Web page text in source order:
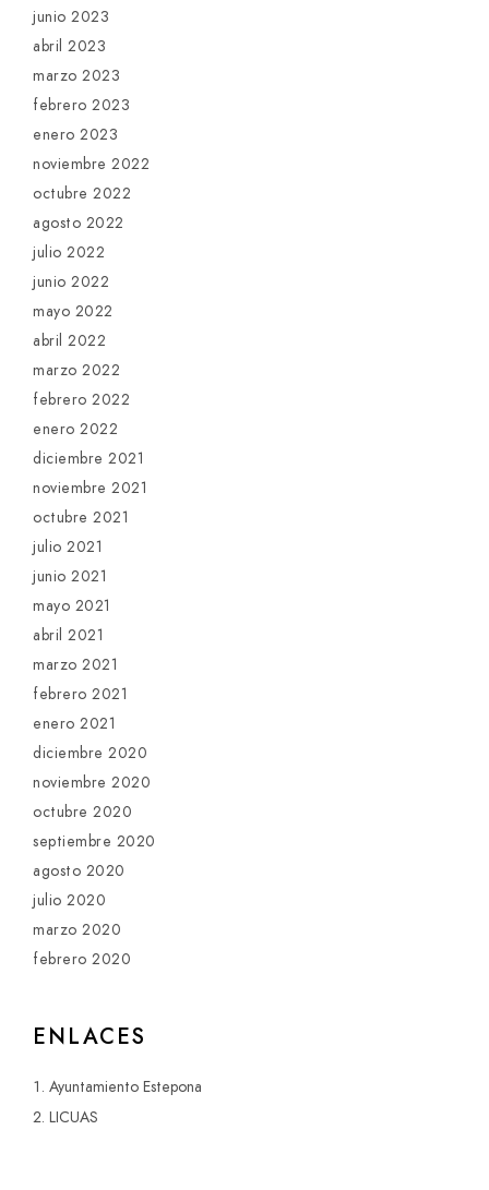
junio 2023
abril 2023
marzo 2023
febrero 2023
enero 2023
noviembre 2022
octubre 2022
agosto 2022
julio 2022
junio 2022
mayo 2022
abril 2022
marzo 2022
febrero 2022
enero 2022
diciembre 2021
noviembre 2021
octubre 2021
julio 2021
junio 2021
mayo 2021
abril 2021
marzo 2021
febrero 2021
enero 2021
diciembre 2020
noviembre 2020
octubre 2020
septiembre 2020
agosto 2020
julio 2020
marzo 2020
febrero 2020
ENLACES
Ayuntamiento Estepona
LICUAS